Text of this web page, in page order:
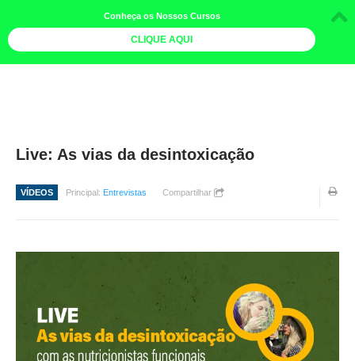
MAIS
BOLETINS
GALERIA DE FOTOS
PÓS-OFICINAS
COLABORADORES
Live: As vias da desintoxicação
VÍDEOS Principal: Entrevistas Compartilhar
Conheça os Nossos Cursos
CLIQUE AQUI